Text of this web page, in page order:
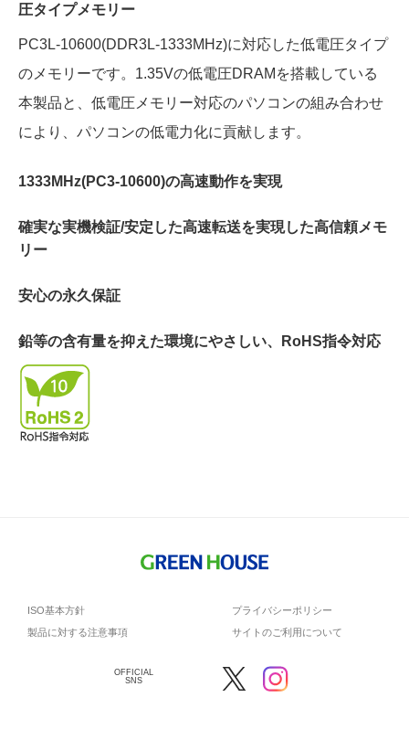
圧タイプメモリー
PC3L-10600(DDR3L-1333MHz)に対応した低電圧タイプ
のメモリーです。1.35Vの低電圧DRAMを搭載している
本製品と、低電圧メモリー対応のパソコンの組み合わせ
により、パソコンの低電力化に貢献します。
1333MHz(PC3-10600)の高速動作を実現
確実な実機検証/安定した高速転送を実現した高信頼メモ
リー
安心の永久保証
鉛等の含有量を抑えた環境にやさしい、RoHS指令対応
ISO基本方針
プライバシーポリシー
製品に対する注意事項
サイトのご利用について
OFFICIAL
SNS